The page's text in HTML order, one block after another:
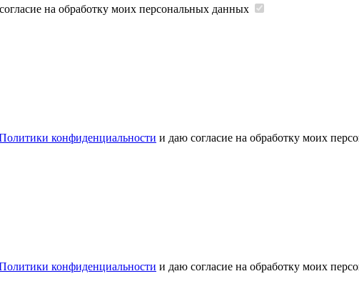
на обработку моих персональных данных
конфиденциальности и даю согласие на обработку моих
конфиденциальности и даю согласие на обработку моих